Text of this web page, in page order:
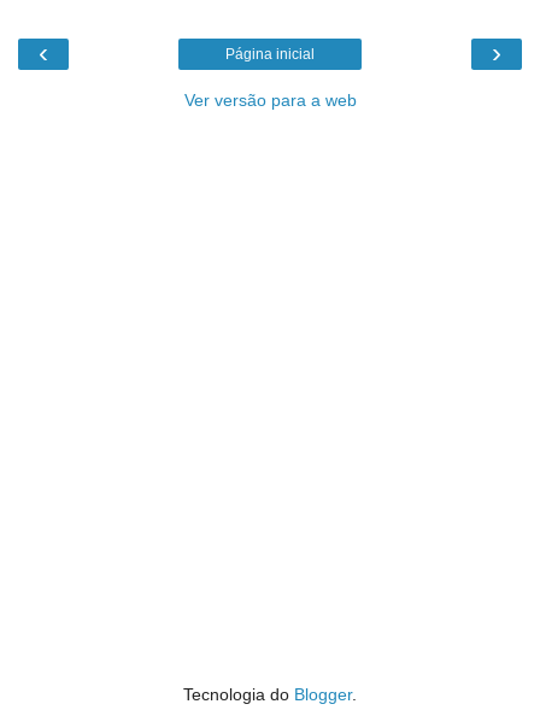
‹ ›
Página inicial
Ver versão para a web
Tecnologia do Blogger.